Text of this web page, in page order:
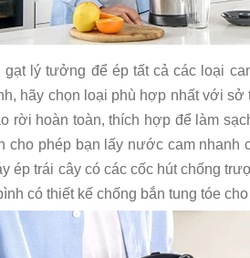
lý tưởng để ép tất cả các loại
hãy chọn loại phù hợp nhất với
rời hoàn toàn, thích hợp để làm
cho phép bạn lấy nước cam
ép trái cây có các cốc hút chống
có thiết kế chống bắn tung tóe